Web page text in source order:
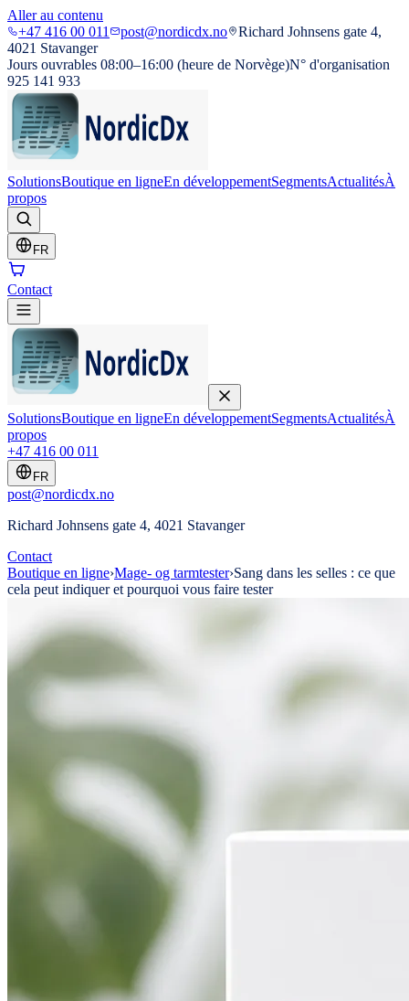
Aller au contenu
+47 416 00 011
post@nordicdx.no
Richard Johnsens gate 4,
4021 Stavanger
Jours ouvrables 08:00–16:00 (heure de Norvège)N° d'organisation
925 141 933
SolutionsBoutique en ligneEn développementSegmentsActualitésÀ
propos
FR
Contact
SolutionsBoutique en ligneEn développementSegmentsActualitésÀ
propos
+47 416 00 011
FR
post@nordicdx.no
Richard Johnsens gate 4, 4021 Stavanger
Contact
Boutique en ligne›Mage- og tarmtester›Sang dans les selles : ce que
cela peut indiquer et pourquoi vous faire tester